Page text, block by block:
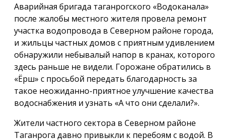
Аварийная бригада таганрогского «Водоканала»
после жалобы местного жителя провела ремонт
участка водопровода в Северном районе города,
и жильцы частных домов с приятным удивлением
обнаружили небывалый напор в кранах, которого
здесь раньше не видели. Горожане обратились в
«Ёрш» с просьбой передать благодарность за
такое неожиданно-приятное улучшение качества
водоснабжения и узнать «А что они сделали?».
Жители частного сектора в Северном районе
Таганрога давно привыкли к перебоям с водой. В